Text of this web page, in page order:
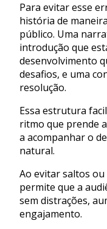
Para evitar esse
história de
público. Uma
introdução que
desenvolvimento
desafios, e uma
resolução.
Essa estrutura
ritmo que prende
a acompanhar o
natural.
Ao evitar saltos ou
permite que a
sem distrações,
engajamento.